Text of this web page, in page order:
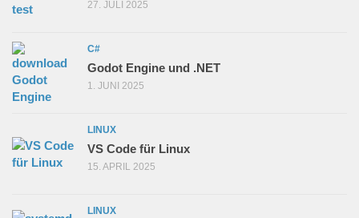
27. JULI 2025
C#
Godot Engine und .NET
1. JUNI 2025
LINUX
VS Code für Linux
15. APRIL 2025
LINUX